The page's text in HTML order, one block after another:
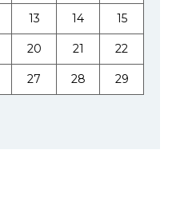
13 14 15
20 21 22
27 28 29